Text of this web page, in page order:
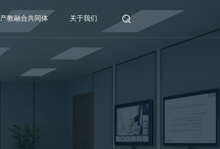
产教融合共同体 关于我们